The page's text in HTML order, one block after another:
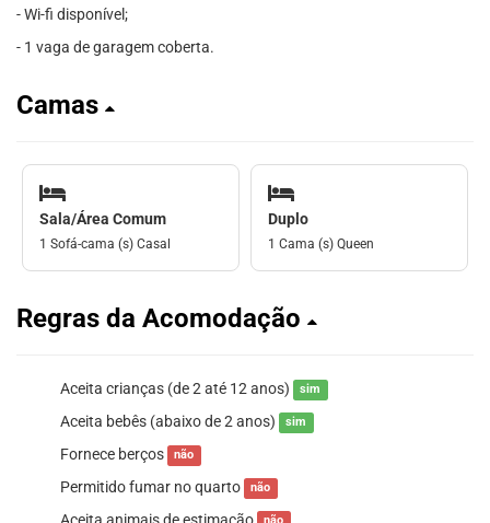
- Wi-fi disponível;
- 1 vaga de garagem coberta.
Camas
Sala/Área Comum
1 Sofá-cama (s) Casal
Duplo
1 Cama (s) Queen
Regras da Acomodação
Aceita crianças (de 2 até 12 anos) sim
Aceita bebês (abaixo de 2 anos) sim
Fornece berços não
Permitido fumar no quarto não
Aceita animais de estimação